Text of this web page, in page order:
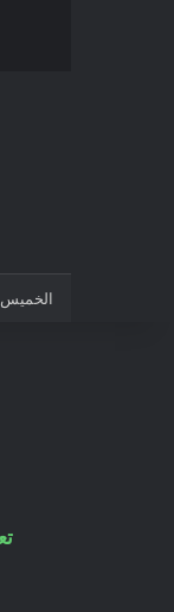
الخميس, 6أغسطس